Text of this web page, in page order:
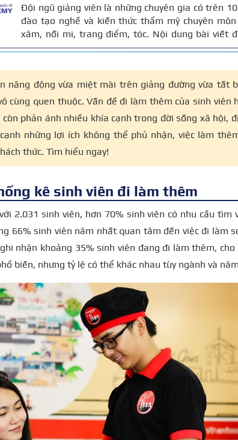
Đội ngũ giảng viên là những chuyên gia có trên
đào tạo nghề và kiến thức thẩm mỹ chuyên
xăm, nối mi, trang điểm, tóc. Nội dung bài viết
trên giáo trình đào tạo và kinh nghiệm giảng
năng động vừa miệt mài trên giảng đường vừa tất
cùng quen thuộc. Vấn đề đi làm thêm của sinh viên
phản ánh nhiều khía cạnh trong đời sống xã hội,
những lợi ích không thể phủ nhận, việc làm
thức. Tìm hiểu ngay!
kê sinh viên đi làm thêm
2.031 sinh viên, hơn 70% sinh viên có nhu cầu tìm
66% sinh viên năm nhất quan tâm đến việc đi làm
nhận khoảng 35% sinh viên đang đi làm thêm,
biến, nhưng tỷ lệ có thể khác nhau tùy ngành và